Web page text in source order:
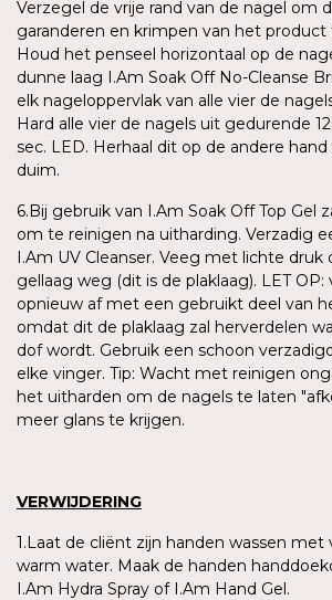
Verzegel de vrije rand van de nagel om
garanderen en krimpen van het
Houd het penseel horizontaal op de
dunne laag I.Am Soak Off No-Cleanse
elk nageloppervlak van alle vier de
Hard alle vier de nagels uit gedurende
sec. LED. Herhaal dit op de andere
duim.
6.Bij gebruik van I.Am Soak Off Top Gel
om te reinigen na uitharding. Verzadig
I.Am UV Cleanser. Veeg met lichte druk
gellaag weg (dit is de plaklaag). LET
opnieuw af met een gebruikt deel van
omdat dit de plaklaag zal herverdelen
dof wordt. Gebruik een schoon
elke vinger. Tip: Wacht met reinigen
het uitharden om de nagels te laten
meer glans te krijgen.
VERWIJDERING
1.Laat de cliënt zijn handen wassen met
warm water. Maak de handen
I.Am Hydra Spray of I.Am Hand Gel.